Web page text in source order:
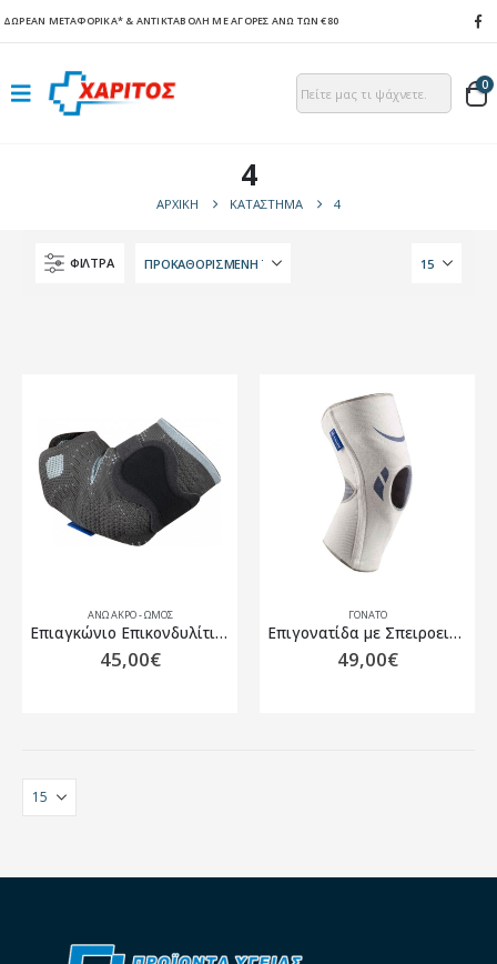
ΔΩΡΕΑΝ ΜΕΤΑΦΟΡΙΚΑ* & ΑΝΤΙΚΤΑΒΟΛΗ ΜΕ ΑΓΟΡΕΣ ΑΝΩ ΤΩΝ €80
0
4
ΑΡΧΙΚΉ ΚΑΤΆΣΤΗΜΑ 4
ΦΙΛΤΡΑ
ΆΝΩ ΆΚΡΟ - ΏΜΟΣ
Επιαγκώνιο Επικονδυλίτιδας Thuasne Silistab Epi 2305
45,00€
ΓΌΝΑΤΟ
Επιγονατίδα με Σπειροειδείς Μπανέλες και Δακτύλιο Σιλικόνης Thuasne Silistab Genu – Λευκό
49,00€